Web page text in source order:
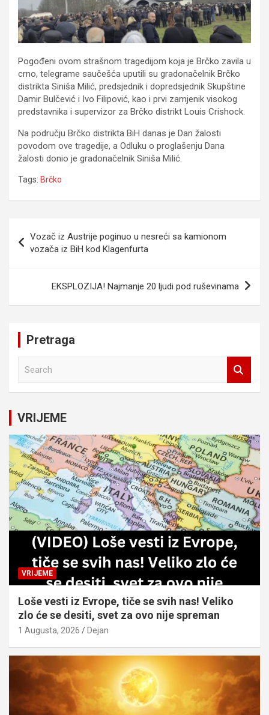
Pogođeni ovom strašnom tragedijom koja je Brčko zavila u
crno, telegrame saučešća uputili su gradonačelnik Brčko
distrikta Siniša Milić, predsjednik i dopredsjednik Skupštine
Damir Bulčević i Ivo Filipović, kao i prvi zamjenik visokog
predstavnika i supervizor za Brčko distrikt Louis Crishock.
Na području Brčko distrikta BiH danas je Dan žalosti
povodom ove tragedije, a Odluku o proglašenju Dana
žalosti donio je gradonačelnik Siniša Milić.
Tags: Brčko
članaka
Vozač iz Austrije poginuo u nesreći sa kamionom
vozača iz BiH kod Klagenfurta
EKSPLOZIJA! Najmanje 20 ljudi pod ruševinama
Pretraga
c
h
VRIJEME
VRIJEME
Loše vesti iz Evrope, tiče se svih nas! Veliko
zlo će se desiti, svet za ovo nije spreman
1 Augusta, 2026 Dejan